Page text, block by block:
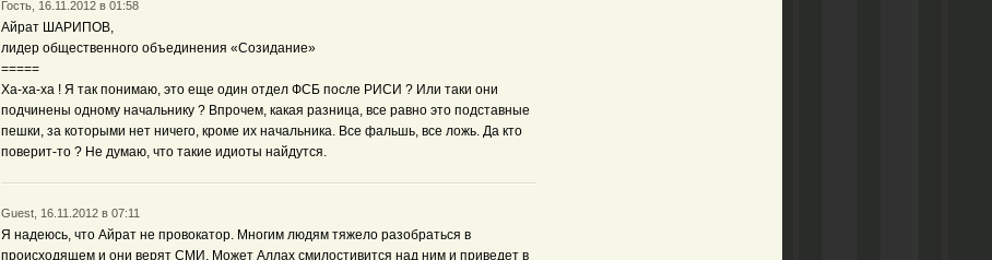
Гость, 16.11.2012 в 01:58
Айрат ШАРИПОВ,
лидер общественного объединения «Созидание»
=====
Ха-ха-ха ! Я так понимаю, это еще один отдел ФСБ после РИСИ ? Или таки они
подчинены одному начальнику ? Впрочем, какая разница, все равно это подставные
пешки, за которыми нет ничего, кроме их начальника. Все фальшь, все ложь. Да кто
поверит-то ? Не думаю, что такие идиоты найдутся.
Guest, 16.11.2012 в 07:11
Я надеюсь, что Айрат не провокатор. Многим людям тяжело разобраться в
происходящем и они верят СМИ. Может Аллах смилостивится над ним и приведет в